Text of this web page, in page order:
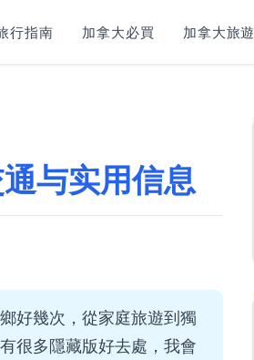
行指南 加拿大必買 加拿大旅遊​
与实用信息
好幾次，從家庭旅遊到獨
很多隱藏版好去處，我會